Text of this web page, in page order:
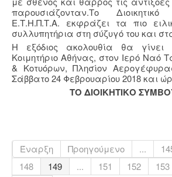
παρουσιάζονταν.Το
Ε.Τ.Η.Π.Τ.Α. εκφράζει τα πιο
συλλυπητήρια στη σύζυγό του και
Η εξόδιος ακολουθία θα γίνει
Κοιμητήριο Αθήνας, στον Ιερό Ναό
& Κοτυόρων, Πλησίον
Σάββατο 24 Φεβρουαρίου 2018 και
TO ΔΙΟΙΚΗΤΙΚΟ
Έναρξη Προηγούμενο ...
148
149 ... 151 152 153